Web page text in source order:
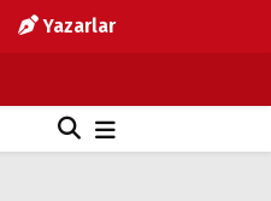
Yazarlar